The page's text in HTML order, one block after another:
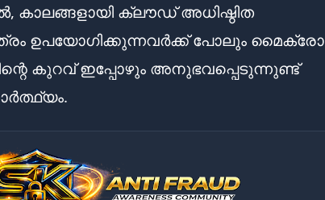
കാലങ്ങളായി ക്ലൗഡ് അധിഷ്ഠിത
ഉപയോഗിക്കുന്നവർക്ക് പോലും മൈക്രോ
കുറവ് ഇപ്പോഴും അനുഭവപ്പെടുന്നുണ്ട്